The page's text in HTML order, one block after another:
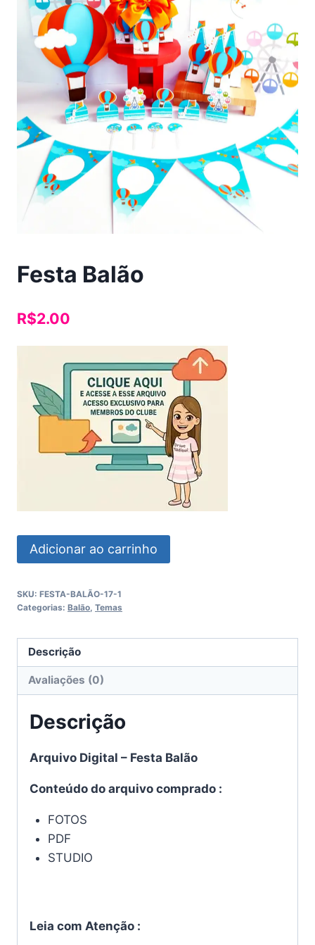
Festa Balão
R$2.00
Festa
Balão
Adicionar ao carrinho
SKU: FESTA-BALÃO-17-1
Categorias: Balão Temas
Descrição
Avaliações (0)
Descrição
Arquivo Digital – Festa Balão
Conteúdo do arquivo comprado :
FOTOS
PDF
STUDIO
Leia com Atenção :